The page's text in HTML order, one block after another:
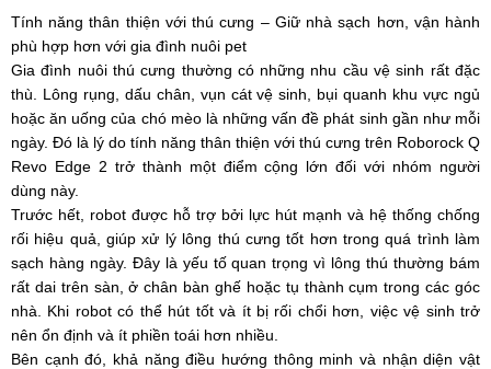
Tính năng thân thiện với thú cưng – Giữ nhà sạch hơn, vận hành
phù hợp hơn với gia đình nuôi pet
Gia đình nuôi thú cưng thường có những nhu cầu vệ sinh rất đặc
thù. Lông rụng, dấu chân, vụn cát vệ sinh, bụi quanh khu vực ngủ
hoặc ăn uống của chó mèo là những vấn đề phát sinh gần như mỗi
ngày. Đó là lý do tính năng thân thiện với thú cưng trên Roborock Q
Revo Edge 2 trở thành một điểm cộng lớn đối với nhóm người
dùng này.
Trước hết, robot được hỗ trợ bởi lực hút mạnh và hệ thống chống
rối hiệu quả, giúp xử lý lông thú cưng tốt hơn trong quá trình làm
sạch hàng ngày. Đây là yếu tố quan trọng vì lông thú thường bám
rất dai trên sàn, ở chân bàn ghế hoặc tụ thành cụm trong các góc
nhà. Khi robot có thể hút tốt và ít bị rối chổi hơn, việc vệ sinh trở
nên ổn định và ít phiền toái hơn nhiều.
Bên cạnh đó, khả năng điều hướng thông minh và nhận diện vật